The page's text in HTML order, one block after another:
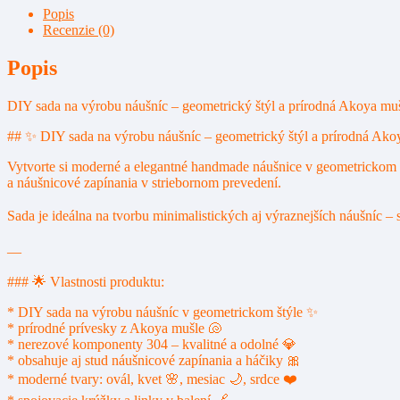
výrobu
–
pa22
Popis
Recenzie (0)
Popis
DIY sada na výrobu náušníc – geometrický štýl a prírodná Akoya
## ✨ DIY sada na výrobu náušníc – geometrický štýl a prírodná
Vytvorte si moderné a elegantné handmade náušnice v
a náušnicové zapínania v striebornom prevedení.
Sada je ideálna na tvorbu minimalistických aj výraznejších náušníc
—
### 🌟 Vlastnosti produktu:
* DIY sada na výrobu náušníc v geometrickom štýle ✨
* prírodné prívesky z Akoya mušle 🐚
* nerezové komponenty 304 – kvalitné a odolné 💎
* obsahuje aj stud náušnicové zapínania a háčiky 🎀
* moderné tvary: ovál, kvet 🌸, mesiac 🌙, srdce ❤️